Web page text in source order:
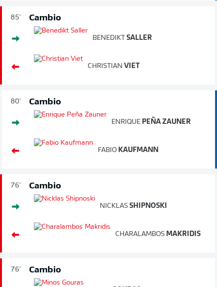
85' Cambio
BENEDIKT SALLER
CHRISTIAN VIET
80' Cambio
ENRIQUE PEÑA ZAUNER
FABIO KAUFMANN
76' Cambio
NICKLAS SHIPNOSKI
CHARALAMBOS MAKRIDIS
76' Cambio